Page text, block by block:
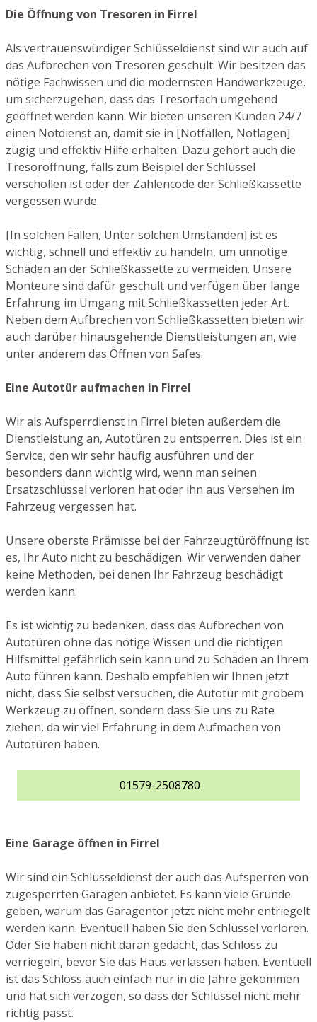
Die Öffnung von Tresoren in Firrel
Als vertrauenswürdiger Schlüsseldienst sind wir auch auf
das Aufbrechen von Tresoren geschult. Wir besitzen das
nötige Fachwissen und die modernsten Handwerkzeuge,
um sicherzugehen, dass das Tresorfach umgehend
geöffnet werden kann. Wir bieten unseren Kunden 24/7
einen Notdienst an, damit sie in [Notfällen, Notlagen]
zügig und effektiv Hilfe erhalten. Dazu gehört auch die
Tresoröffnung, falls zum Beispiel der Schlüssel
verschollen ist oder der Zahlencode der Schließkassette
vergessen wurde.
[In solchen Fällen, Unter solchen Umständen] ist es
wichtig, schnell und effektiv zu handeln, um unnötige
Schäden an der Schließkassette zu vermeiden. Unsere
Monteure sind dafür geschult und verfügen über lange
Erfahrung im Umgang mit Schließkassetten jeder Art.
Neben dem Aufbrechen von Schließkassetten bieten wir
auch darüber hinausgehende Dienstleistungen an, wie
unter anderem das Öffnen von Safes.
Eine Autotür aufmachen in Firrel
Wir als Aufsperrdienst in Firrel bieten außerdem die
Dienstleistung an, Autotüren zu entsperren. Dies ist ein
Service, den wir sehr häufig ausführen und der
besonders dann wichtig wird, wenn man seinen
Ersatzschlüssel verloren hat oder ihn aus Versehen im
Fahrzeug vergessen hat.
Unsere oberste Prämisse bei der Fahrzeugtüröffnung ist
es, Ihr Auto nicht zu beschädigen. Wir verwenden daher
keine Methoden, bei denen Ihr Fahrzeug beschädigt
werden kann.
Es ist wichtig zu bedenken, dass das Aufbrechen von
Autotüren ohne das nötige Wissen und die richtigen
Hilfsmittel gefährlich sein kann und zu Schäden an Ihrem
Auto führen kann. Deshalb empfehlen wir Ihnen jetzt
nicht, dass Sie selbst versuchen, die Autotür mit grobem
Werkzeug zu öffnen, sondern dass Sie uns zu Rate
ziehen, da wir viel Erfahrung in dem Aufmachen von
Autotüren haben.
01579-2508780
Eine Garage öffnen in Firrel
Wir sind ein Schlüsseldienst der auch das Aufsperren von
zugesperrten Garagen anbietet. Es kann viele Gründe
geben, warum das Garagentor jetzt nicht mehr entriegelt
werden kann. Eventuell haben Sie den Schlüssel verloren.
Oder Sie haben nicht daran gedacht, das Schloss zu
verriegeln, bevor Sie das Haus verlassen haben. Eventuell
ist das Schloss auch einfach nur in die Jahre gekommen
und hat sich verzogen, so dass der Schlüssel nicht mehr
richtig passt.